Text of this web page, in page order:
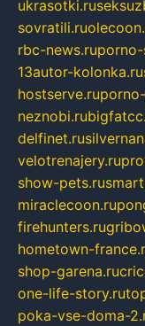
ukrasotki.ru
sovratili.ru
rbc-news.ru
13autor-kolonka.ru
hostserve.ru
neznobi.ru
delfinet.ru
velotrenajery.ru
show-pets.ru
miraclecoon.ru
firehunters.ru
hometown-
shop-garena.ru
one-life-story.ru
poka-vse-doma-